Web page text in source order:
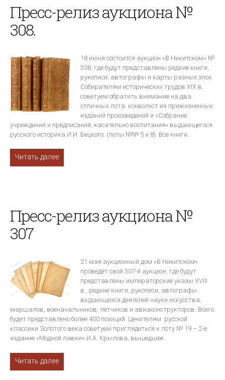
Пресс-релиз аукциона №
308.
18 июня состоится аукцион «В Никитском» №
308, где будут представлены редкие книги,
рукописи, автографы и карты разных эпох.
Собирателям исторических трудов XIX в.
советуем обратить внимание на два
отличных лота: конволют из прижизненных
изданий произведений и «Собрание
учреждений и предписаний, касательно воспитания» выдающегося
русского историка И.И. Бецкого. (лоты №№ 5 и 8). Все книги…
Читать далее
Пресс-релиз аукциона №
307
21 мая аукционный дом «В Никитском»
проведёт свой 307-й аукцион, где будут
представлены императорские указы XVIII
в., редкие книги, рукописи, автографы
выдающихся деятелей науки искусства,
маршалов, военачальников, лётчиков и авиаконструкторов. Всего
будет представлено более 400 позиций. Ценителям русской
классики Золотого века советуем приглядеться к лоту № 19 – 2-е
издание «Модной лавки» И.А. Крылова, вышедшее…
Читать далее